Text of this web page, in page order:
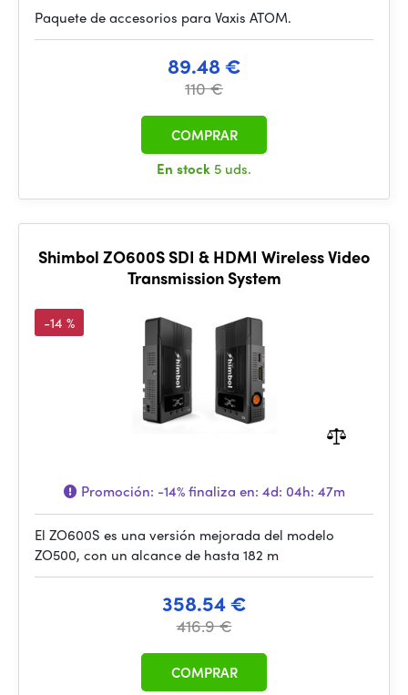
Paquete de accesorios para Vaxis ATOM.
89.48 €
110 €
En stock 5 uds.
COMPRAR
Shimbol ZO600S SDI & HDMI Wireless Video
Transmission System
-14 %
Promoción: -14%finaliza en: 4d: 04h: 47m
El ZO600S es una versión mejorada del modelo
ZO500, con un alcance de hasta 182 m
358.54 €
416.9 €
COMPRAR